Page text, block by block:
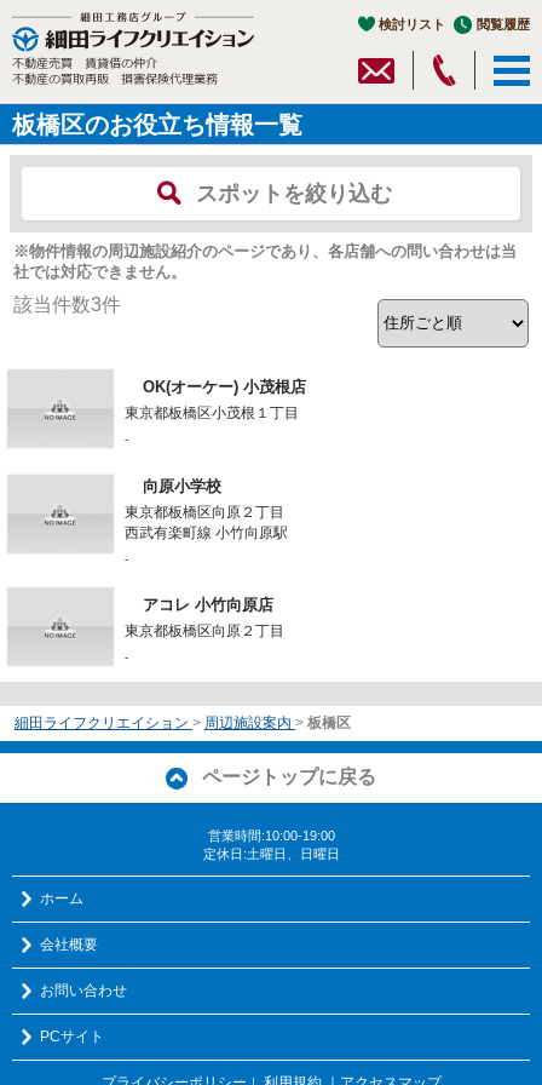
検討リスト 閲覧履歴
板橋区のお役立ち情報一覧
スポットを絞り込む
※物件情報の周辺施設紹介のページであり、各店舗への問い合わせは当
社では対応できません。
該当件数3件
OK(オーケー) 小茂根店
東京都板橋区小茂根１丁目
-
向原小学校
東京都板橋区向原２丁目
西武有楽町線 小竹向原駅
-
アコレ 小竹向原店
東京都板橋区向原２丁目
-
細田ライフクリエイション > 周辺施設案内 > 板橋区
ページトップに戻る
営業時間:10:00-19:00
定休日:土曜日、日曜日
ホーム
会社概要
お問い合わせ
PCサイト